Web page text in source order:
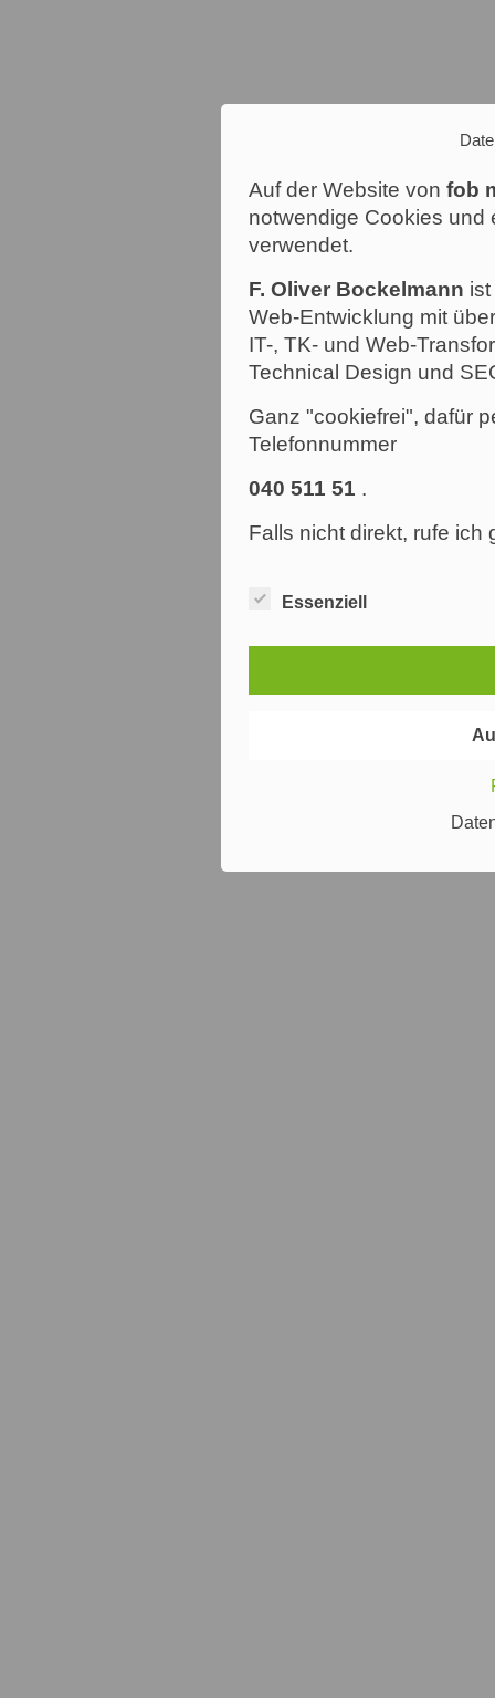
Auf der Website von fob
notwendige Cookies und
verwendet.
F. Oliver Bockelmann
Web-Entwicklung mit
IT-, TK- und Web-
Technical Design und
Ganz "cookiefrei", dafür
Telefonnummer
040 511 51 .
Falls nicht direkt, rufe ich
Essenziell